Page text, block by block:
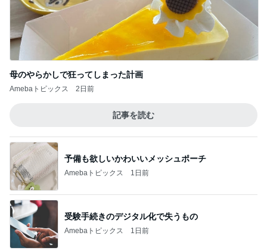
母のやらかしで狂ってしまった計画
Amebaトピックス 2日前
記事を読む
予備も欲しいかわいいメッシュポーチ
Amebaトピックス 1日前
受験手続きのデジタル化で失うもの
Amebaトピックス 1日前